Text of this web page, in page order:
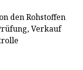
den Rohstoffen
Verkauf